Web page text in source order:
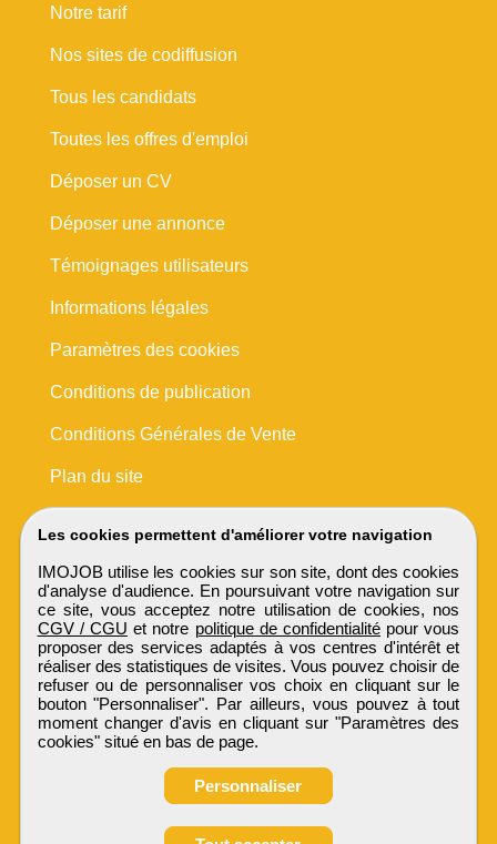
Les cookies permettent d'améliorer votre navigation
IMOJOB utilise les cookies sur son site, dont des cookies
d'analyse d'audience. En poursuivant votre navigation sur
ce site, vous acceptez notre utilisation de cookies, nos
CGV / CGU et notre politique de confidentialité pour vous
proposer des services adaptés à vos centres d'intérêt et
réaliser des statistiques de visites. Vous pouvez choisir de
refuser ou de personnaliser vos choix en cliquant sur le
bouton "Personnaliser". Par ailleurs, vous pouvez à tout
moment changer d'avis en cliquant sur "Paramètres des
cookies" situé en bas de page.
Personnaliser
Notre tarif
Nos sites de codiffusion
Tous les candidats
Toutes les offres d'emploi
Déposer un CV
Déposer une annonce
Témoignages utilisateurs
Informations légales
Paramètres des cookies
Conditions de publication
Conditions Générales de Vente
Plan du site